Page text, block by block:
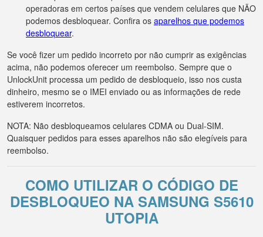
operadoras em certos países que vendem celulares que NÃO
podemos desbloquear. Confira os aparelhos que podemos
desbloquear.
Se você fizer um pedido incorreto por não cumprir as exigências
acima, não podemos oferecer um reembolso. Sempre que o
UnlockUnit processa um pedido de desbloqueio, isso nos custa
dinheiro, mesmo se o IMEI enviado ou as informações de rede
estiverem incorretos.
NOTA: Não desbloqueamos celulares CDMA ou Dual-SIM.
Quaisquer pedidos para esses aparelhos não são elegíveis para
reembolso.
COMO UTILIZAR O CÓDIGO DE
DESBLOQUEO NA SAMSUNG S5610
UTOPIA